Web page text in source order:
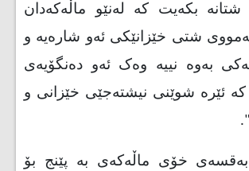
بکەیت کە لەنێو ماڵەکەدان
شتی خێزانێکی ئەو شارەیە و
بەوە نییە وەک ئەو دەنگۆیەی
ئێرە شوێنی نیشتەجێی خێزانی و
خۆی ماڵەکەی بە پێنج بۆ